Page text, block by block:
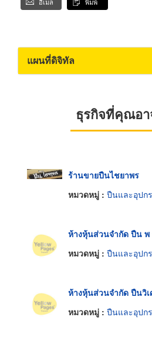
แผนที่ดิจิทัล
ธุรกิจที่คุณอา
ร้านขายปืนไชยาพร
หมวดหมู่ : ปืนและอุปก
ห้างหุ้นส่วนจำกัด ปืน
หมวดหมู่ : ปืนและอุปก
ห้างหุ้นส่วนจำกัด ปืนวิ
หมวดหมู่ : ปืนและอุปก